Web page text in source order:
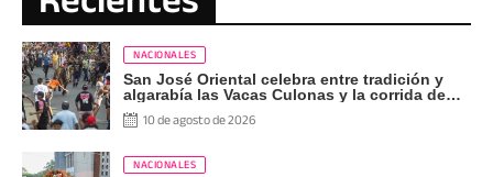
NACIONALES
San José Oriental celebra entre tradición y
algarabía las Vacas Culonas y la corrida de
toros10 de agosto de 2026
NACIONALES